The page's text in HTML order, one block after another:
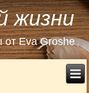
жизни
Eva Groshe